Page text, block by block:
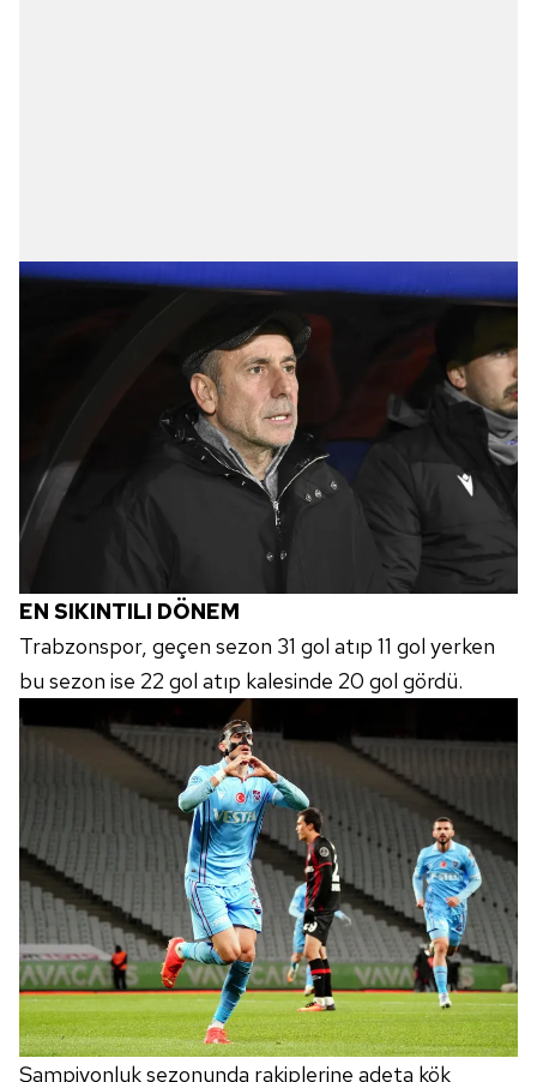
EN SIKINTILI DÖNEM
Trabzonspor, geçen sezon 31 gol atıp 11 gol yerken
bu sezon ise 22 gol atıp kalesinde 20 gol gördü.
Şampiyonluk sezonunda rakiplerine adeta kök